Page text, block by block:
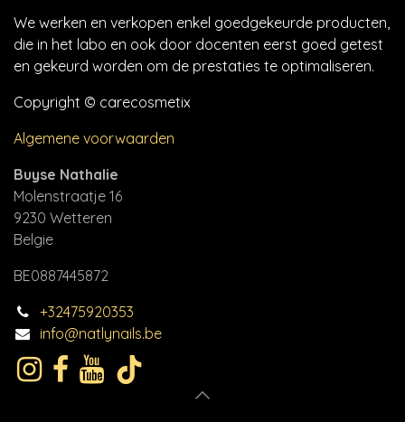
We werken en verkopen enkel goedgekeurde producten,
die in het labo en ook door docenten eerst goed getest
en gekeurd worden om de prestaties te optimaliseren.
Copyright © carecosmetix
Algemene voorwaarden
Buyse Nathalie
Molenstraatje 16
9230 Wetteren
Belgie
BE0887445872
+32475920353
info@natlynails.be